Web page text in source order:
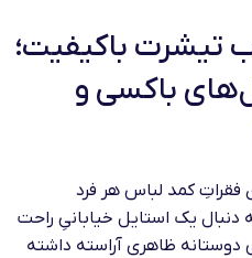
تیشرت باکیفیت؛
باکسی و
کمد لباس هر فرد
یک استایل خیابانیِ راحت
دوستانه ظاهری آراسته داشته